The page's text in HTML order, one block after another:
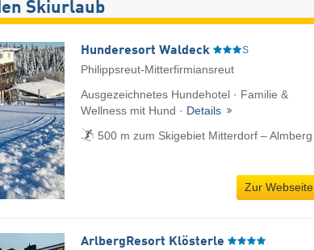
Skiurlaub
Hunderesort Waldeck S
Philippsreut-Mitterfirmiansreut
Ausgezeichnetes Hundehotel · Familie &
Wellness mit Hund · Details
500 m zum Skigebiet Mitterdorf – Almberg
Zur Webseite
ArlbergResort Klösterle